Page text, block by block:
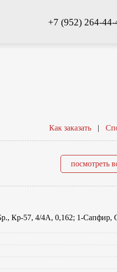
+7 (952) 264-44-
Как заказать |
посмотреть
Кр-57, 4/4А, 0,162; 1-Сапфир,